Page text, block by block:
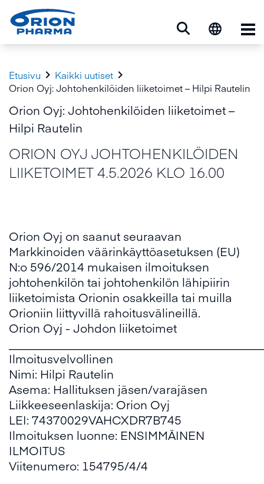
Etusivu  Kaikki uutiset 
Orion Oyj: Johtohenkilöiden liiketoimet – Hilpi Rautelin
Orion Oyj: Johtohenkilöiden liiketoimet –
Hilpi Rautelin
ORION OYJ JOHTOHENKILÖIDEN
LIIKETOIMET 4.5.2026 KLO 16.00
Orion Oyj on saanut seuraavan
Markkinoiden väärinkäyttöasetuksen (EU)
N:o 596/2014 mukaisen ilmoituksen
johtohenkilön tai johtohenkilön lähipiirin
liiketoimista Orionin osakkeilla tai muilla
Orioniin liittyvillä rahoitusvälineillä.
Orion Oyj - Johdon liiketoimet
Ilmoitusvelvollinen
Nimi: Hilpi Rautelin
Asema: Hallituksen jäsen/varajäsen
Liikkeeseenlaskija: Orion Oyj
LEI: 74370029VAHCXDR7B745
Ilmoituksen luonne: ENSIMMÄINEN
ILMOITUS
Viitenumero: 154795/4/4